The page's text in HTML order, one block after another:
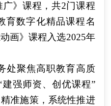
》课程，共2门课程
育数字化精品课程名
画》课程入选2025年
处聚焦高职教育高质
强师资、创优课程”
准施策，系统性推进